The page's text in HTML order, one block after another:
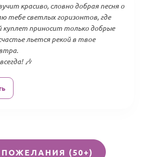
красиво, словно добрая песня о
тебе светлых горизонтов, где
приносит только добрые
льется рекой в твое
🎶
ПОЖЕЛАНИЯ (50+)